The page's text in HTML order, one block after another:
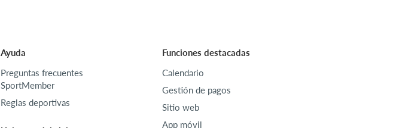
Ayuda
Preguntas frecuentes
SportMember
Reglas deportivas
Funciones destacadas
Calendario
Gestión de pagos
Sitio web
App móvil